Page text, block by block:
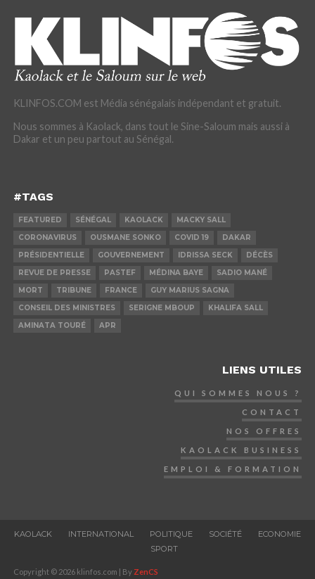
KLINFOS.COM est Média sénégalais indépendant et gratuit.
Nous sommes à Kaolack, dans tout le Sine-Saloum mais aussi à
Dakar et un peu partout au Sénégal.
#TAGS
FEATURED SÉNÉGAL KAOLACK
MACKY SALL
CORONAVIRUS
OUSMANE SONKO COVID 19
DAKAR
PRÉSIDENTIELLE
GOUVERNEMENT IDRISSA SECK
DÉCÈS
REVUE DE PRESSE
PASTEF MÉDINA BAYE
SADIO MANÉ
MORT
TRIBUNE FRANCE
GUY MARIUS SAGNA
CONSEIL DES MINISTRES
SERIGNE MBOUP
KHALIFA SALL
AMINATA TOURÉ
APR
LIENS UTILES
QUI SOMMES NOUS ?
CONTACT
NOS OFFRES
KAOLACK BUSINESS
EMPLOI & FORMATION
KAOLACK INTERNATIONAL POLITIQUE SOCIÉTÉ
ECONOMIE
SPORT
Copyright © 2026 klinfos.com | By ZenCS